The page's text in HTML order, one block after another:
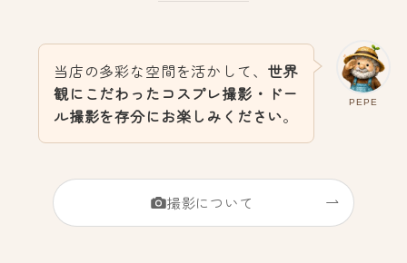
PEPE
当店の多彩な空間を活かして、 世界
観にこだわったコスプレ撮影・ドー
ル撮影を存分にお楽しみください。
撮影について